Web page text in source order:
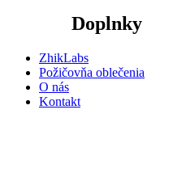
Doplnky
ZhikLabs
Požičovňa oblečenia
O nás
Kontakt